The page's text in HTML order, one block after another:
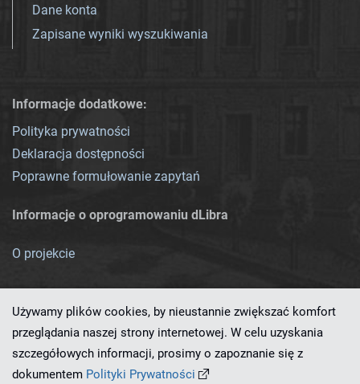
Dane konta
Zapisane wyniki wyszukiwania
Informacje dodatkowe:
Polityka prywatności
Deklaracja dostępności
Poprawne formułowanie zapytań
Informacje o oprogramowaniu dLibra
O projekcie
Ten serwis działa dzięki oprogramowaniu
Używamy plików cookies, by nieustannie zwiększać komfort
przeglądania naszej strony internetowej. W celu uzyskania
szczegółowych informacji, prosimy o zapoznanie się z
dokumentem Polityki Prywatności